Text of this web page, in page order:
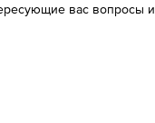
вас